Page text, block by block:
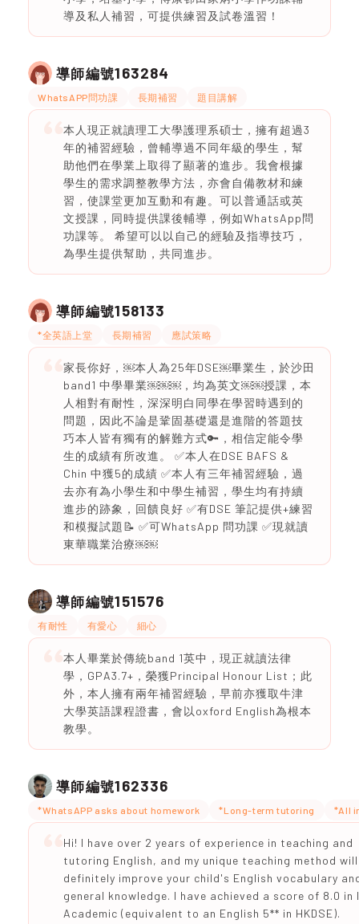
導及私人補習，可提供練習及試卷溫習！
導師編號163284
WhatsAPP問功課 長期補習 題目講解
本人現正就讀理工大學護理系碩士，擁有超過3
年的補習經驗，曾輔導過不同年級的學生，幫
助他們在學業上取得了顯著的進步。我會根據
學生的需求調整教學方法，亦會自備教材和練
習，使課堂更加互動和有趣。可以普通話或英
文授課，同時提供課後輔導，例如WhatsApp問
功課等。 希望可以以自己的經驗及指導技巧，
為學生提供幫助，共同進步。
導師編號158133
*全英語上堂 長期補習 應試策略
家長你好，￼本人為25年DSE￼畢業生，於沙田
band1 中學畢業￼￼￼，均為英文￼￼授課，本
人相對有耐性，深深明白同學在學習時遇到的
問題，因此不論是鞏固基礎還是進階的答題技
巧本人皆有獨有的解難方式🔑，相信定能令學
生的成績有所改進。 ✅本人在DSE BAFS &
Chin 中獲5的成績 ✅本人有三年補習經驗，過
去亦有為小學生和中學生補習，學生均有持續
進步的跡象，回饋良好 ✅有DSE 筆記提供+練習
和模擬試題📝 ✅可WhatsApp 問功課 ✅現就讀
東華職業治療￼￼
導師編號151576
有耐性 有愛心 細心
本人畢業於傳統band 1英中，現正就讀法律
學，GPA3.7+，榮獲Principal Honour List；此
外，本人擁有兩年補習經驗，早前亦獲取牛津
大學英語課程證書，會以oxford English為根本
教學。
導師編號162336
*WhatsAPP asks about homework *Long-term tutoring *All
Hi! I have over 2 years of experience in teaching and
tutoring English, and my unique teaching method will
definitely improve your child's English vocabulary
general knowledge. I have achieved a score of 8.0 in
Academic (equivalent to an English 5** in HKDSE).